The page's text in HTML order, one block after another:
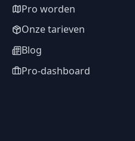
Pro worden
Onze tarieven
Blog
Pro-dashboard